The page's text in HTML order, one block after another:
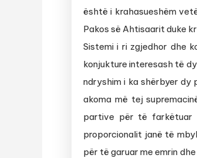
është i krahasueshëm
Pakos së Ahtisaarit duke
Sistemi i ri zgjedhor dhe
konjukture interesash të
ndryshim i ka shërbyer
akoma më tej
partive për të farkëtuar
proporcionalit janë të
për të garuar me emrin